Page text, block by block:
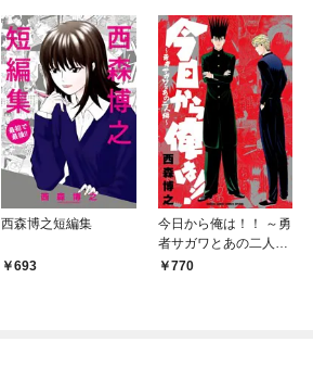
西森博之短編集
693
今日から俺は！！ ～勇
者サガワとあの二人編
～770